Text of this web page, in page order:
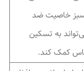
خاصیت ضد
به تسکین
کمک کند.